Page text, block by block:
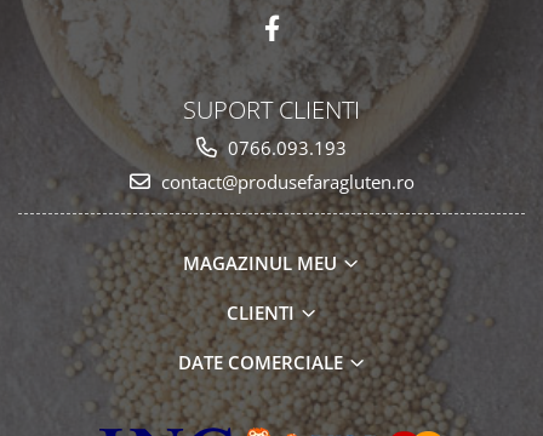
SUPORT CLIENTI
0766.093.193
contact@produsefaragluten.ro
MAGAZINUL MEU
CLIENTI
DATE COMERCIALE